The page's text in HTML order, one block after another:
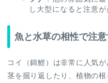
し大型になると注意が
魚と水草の相性で注意
コイ（錦鯉）は非常に人気
茎を掘り返したり、植物の